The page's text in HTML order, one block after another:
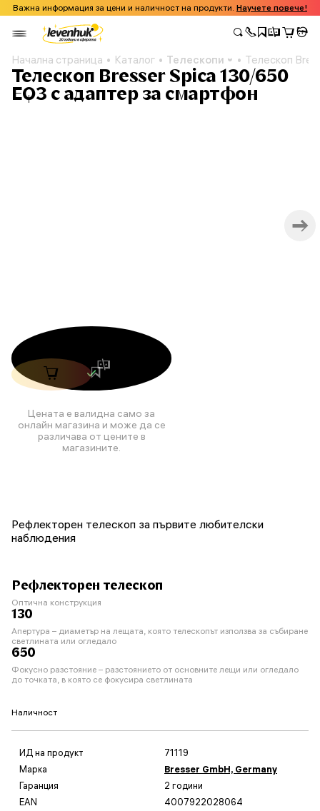
Важна информация за цени и наличност на продукти. Научете повече!
Начална страница Каталог Телескопи Телескоп
Телескоп Bresser Spica 130/650
EQ3 с адаптер за смартфон
Цената е валидна само за
онлайн магазина и може да се
различава от цените в
магазините.
Рефлекторен телескоп за първите любителски
наблюдения
Рефлекторен телескоп
Оптична конструкция
130
Апертура – диаметър на лещата, която телескопът използва за събиране
светлината или огледало
650
Фокусно разстояние – разстоянието от основните лещи или огледало
до точката, в която се фокусира светлината
Наличност
ИД на продукт
71119
Марка
Bresser GmbH, Germany
Гаранция
2 години
EAN
4007922028064